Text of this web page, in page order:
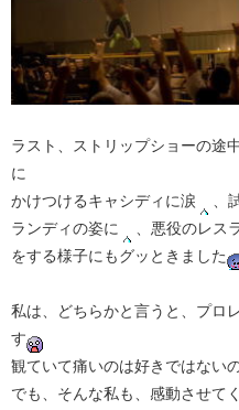
ラスト、ストリップショーの途
に
かけつけるキャシディに涙
、
ランディの姿に
、悪役のレス
をする様子にもグッときました
私は、どちらかと言うと、プロ
す
観ていて痛いのは好きではない
でも、そんな私も、感動させて